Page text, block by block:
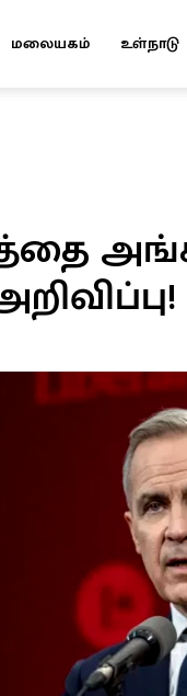
மலையகம் உள்நாடு